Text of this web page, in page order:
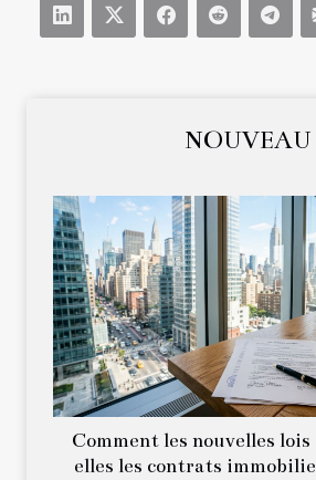
NOUVEAU
Comment les nouvelles
elles les contrats